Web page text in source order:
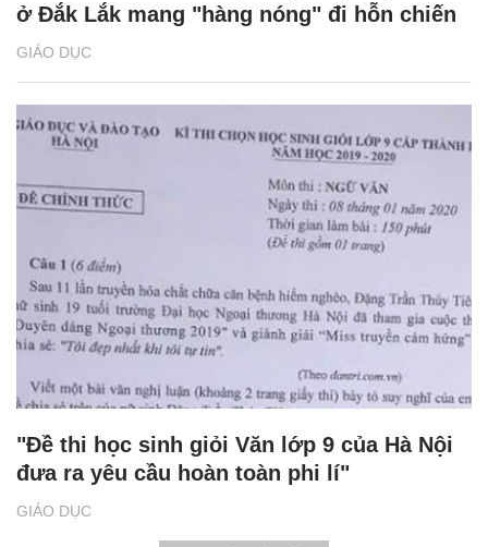
GIÁO DỤC
ở Đắk Lắk mang "hàng nóng" đi hỗn chiến
GIÁO DỤC
"Đề thi học sinh giỏi Văn lớp 9 của Hà Nội
đưa ra yêu cầu hoàn toàn phi lí"